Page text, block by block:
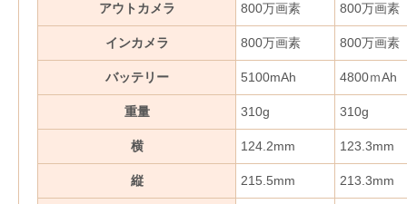
アウトカメラ 800万画素 800万画素
インカメラ 800万画素 800万画素
バッテリー 5100mAh 4800ｍAh
重量 310g 310g
横 124.2mm 123.3mm
縦 215.5mm 213.3mm